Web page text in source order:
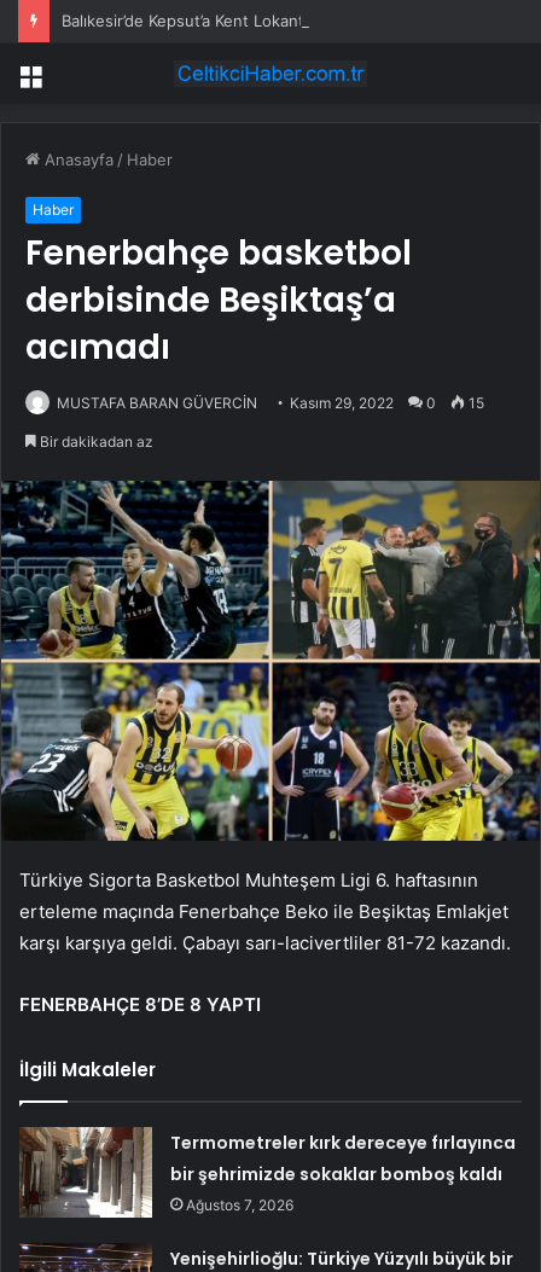
Balıkesir’de Kepsut’a Kent Lokantası ve altyapı desteği
Menü
Anasayfa / Haber
Haber
Fenerbahçe basketbol
derbisinde Beşiktaş’a
acımadı
MUSTAFA BARAN GÜVERCİN Kasım 29, 2022 0 15
Bir dakikadan az
Türkiye Sigorta Basketbol Muhteşem Ligi 6. haftasının
erteleme maçında Fenerbahçe Beko ile Beşiktaş Emlakjet
karşı karşıya geldi. Çabayı sarı-lacivertliler 81-72 kazandı.
FENERBAHÇE 8’DE 8 YAPTI
İlgili Makaleler
Termometreler kırk dereceye fırlayınca
bir şehrimizde sokaklar bomboş kaldı
Ağustos 7, 2026
Yenişehirlioğlu: Türkiye Yüzyılı büyük bir